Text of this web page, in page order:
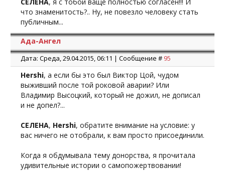
что знаменитость?.. Ну, не повезло человеку стать
публичным...
Ада-Ангел
Дата: Среда, 29.04.2015, 06:11 | Сообщение # 95
Hershi, а если бы это был Виктор Цой, чудом
выживший после той роковой аварии? Или
Владимир Высоцкий, который не дожил, не дописал
и не допел?...
СЕЛЕНА, Hershi, обратите внимание на условие: у
вас ничего не отобрали, к вам просто присоединили.
Когда я обдумывала тему донорства, я прочитала
удивительные истории о самопожертвовании!